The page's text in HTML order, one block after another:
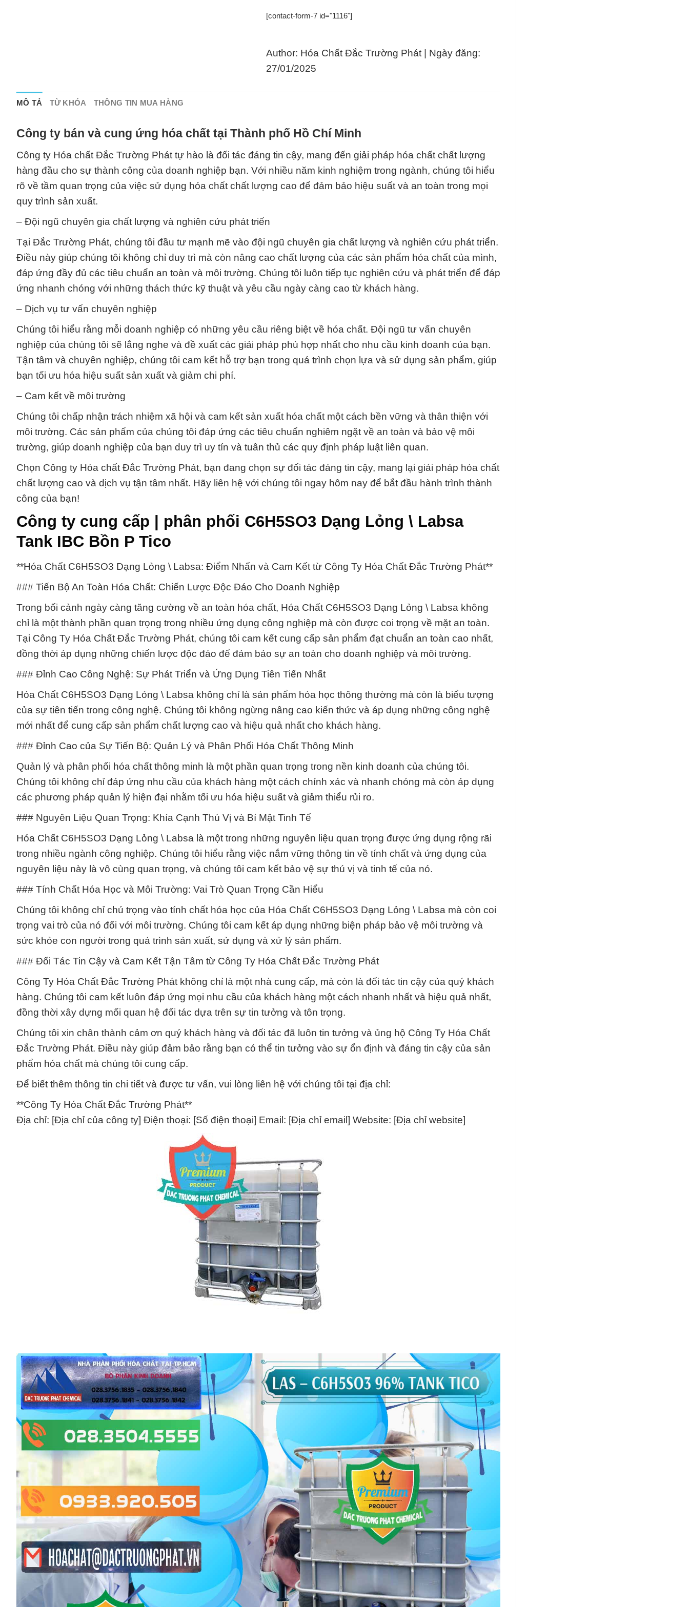
[contact-form-7 id="1116"]
Author: Hóa Chất Đắc Trường Phát | Ngày đăng:
27/01/2025
MÔ TẢ TỪ KHÓA THÔNG TIN MUA HÀNG
Công ty bán và cung ứng hóa chất tại Thành phố Hồ Chí Minh
Công ty Hóa chất Đắc Trường Phát tự hào là đối tác đáng tin cậy, mang đến giải pháp hóa chất chất lượng
hàng đầu cho sự thành công của doanh nghiệp bạn. Với nhiều năm kinh nghiệm trong ngành, chúng tôi hiểu
rõ về tầm quan trọng của việc sử dụng hóa chất chất lượng cao để đảm bảo hiệu suất và an toàn trong mọi
quy trình sản xuất.
– Đội ngũ chuyên gia chất lượng và nghiên cứu phát triển
Tại Đắc Trường Phát, chúng tôi đầu tư mạnh mẽ vào đội ngũ chuyên gia chất lượng và nghiên cứu phát triển.
Điều này giúp chúng tôi không chỉ duy trì mà còn nâng cao chất lượng của các sản phẩm hóa chất của mình,
đáp ứng đầy đủ các tiêu chuẩn an toàn và môi trường. Chúng tôi luôn tiếp tục nghiên cứu và phát triển để đáp
ứng nhanh chóng với những thách thức kỹ thuật và yêu cầu ngày càng cao từ khách hàng.
– Dịch vụ tư vấn chuyên nghiệp
Chúng tôi hiểu rằng mỗi doanh nghiệp có những yêu cầu riêng biệt về hóa chất. Đội ngũ tư vấn chuyên
nghiệp của chúng tôi sẽ lắng nghe và đề xuất các giải pháp phù hợp nhất cho nhu cầu kinh doanh của bạn.
Tận tâm và chuyên nghiệp, chúng tôi cam kết hỗ trợ bạn trong quá trình chọn lựa và sử dụng sản phẩm, giúp
bạn tối ưu hóa hiệu suất sản xuất và giảm chi phí.
– Cam kết về môi trường
Chúng tôi chấp nhận trách nhiệm xã hội và cam kết sản xuất hóa chất một cách bền vững và thân thiện với
môi trường. Các sản phẩm của chúng tôi đáp ứng các tiêu chuẩn nghiêm ngặt về an toàn và bảo vệ môi
trường, giúp doanh nghiệp của bạn duy trì uy tín và tuân thủ các quy định pháp luật liên quan.
Chọn Công ty Hóa chất Đắc Trường Phát, bạn đang chọn sự đối tác đáng tin cậy, mang lại giải pháp hóa chất
chất lượng cao và dịch vụ tận tâm nhất. Hãy liên hệ với chúng tôi ngay hôm nay để bắt đầu hành trình thành
công của bạn!
Công ty cung cấp | phân phối C6H5SO3 Dạng Lỏng \ Labsa
Tank IBC Bồn P Tico
**Hóa Chất C6H5SO3 Dạng Lỏng \ Labsa: Điểm Nhấn và Cam Kết từ Công Ty Hóa Chất Đắc Trường Phát**
### Tiến Bộ An Toàn Hóa Chất: Chiến Lược Độc Đáo Cho Doanh Nghiệp
Trong bối cảnh ngày càng tăng cường về an toàn hóa chất, Hóa Chất C6H5SO3 Dạng Lỏng \ Labsa không
chỉ là một thành phần quan trọng trong nhiều ứng dụng công nghiệp mà còn được coi trọng về mặt an toàn.
Tại Công Ty Hóa Chất Đắc Trường Phát, chúng tôi cam kết cung cấp sản phẩm đạt chuẩn an toàn cao nhất,
đồng thời áp dụng những chiến lược độc đáo để đảm bảo sự an toàn cho doanh nghiệp và môi trường.
### Đỉnh Cao Công Nghệ: Sự Phát Triển và Ứng Dụng Tiên Tiến Nhất
Hóa Chất C6H5SO3 Dạng Lỏng \ Labsa không chỉ là sản phẩm hóa học thông thường mà còn là biểu tượng
của sự tiên tiến trong công nghệ. Chúng tôi không ngừng nâng cao kiến thức và áp dụng những công nghệ
mới nhất để cung cấp sản phẩm chất lượng cao và hiệu quả nhất cho khách hàng.
### Đỉnh Cao của Sự Tiến Bộ: Quản Lý và Phân Phối Hóa Chất Thông Minh
Quản lý và phân phối hóa chất thông minh là một phần quan trọng trong nền kinh doanh của chúng tôi.
Chúng tôi không chỉ đáp ứng nhu cầu của khách hàng một cách chính xác và nhanh chóng mà còn áp dụng
các phương pháp quản lý hiện đại nhằm tối ưu hóa hiệu suất và giảm thiểu rủi ro.
### Nguyên Liệu Quan Trọng: Khía Cạnh Thú Vị và Bí Mật Tinh Tế
Hóa Chất C6H5SO3 Dạng Lỏng \ Labsa là một trong những nguyên liệu quan trọng được ứng dụng rộng rãi
trong nhiều ngành công nghiệp. Chúng tôi hiểu rằng việc nắm vững thông tin về tính chất và ứng dụng của
nguyên liệu này là vô cùng quan trọng, và chúng tôi cam kết bảo vệ sự thú vị và tinh tế của nó.
### Tính Chất Hóa Học và Môi Trường: Vai Trò Quan Trọng Cần Hiểu
Chúng tôi không chỉ chú trọng vào tính chất hóa học của Hóa Chất C6H5SO3 Dạng Lỏng \ Labsa mà còn coi
trọng vai trò của nó đối với môi trường. Chúng tôi cam kết áp dụng những biện pháp bảo vệ môi trường và
sức khỏe con người trong quá trình sản xuất, sử dụng và xử lý sản phẩm.
### Đối Tác Tin Cậy và Cam Kết Tận Tâm từ Công Ty Hóa Chất Đắc Trường Phát
Công Ty Hóa Chất Đắc Trường Phát không chỉ là một nhà cung cấp, mà còn là đối tác tin cậy của quý khách
hàng. Chúng tôi cam kết luôn đáp ứng mọi nhu cầu của khách hàng một cách nhanh nhất và hiệu quả nhất,
đồng thời xây dựng mối quan hệ đối tác dựa trên sự tin tưởng và tôn trọng.
Chúng tôi xin chân thành cảm ơn quý khách hàng và đối tác đã luôn tin tưởng và ủng hộ Công Ty Hóa Chất
Đắc Trường Phát. Điều này giúp đảm bảo rằng bạn có thể tin tưởng vào sự ổn định và đáng tin cậy của sản
phẩm hóa chất mà chúng tôi cung cấp.
Để biết thêm thông tin chi tiết và được tư vấn, vui lòng liên hệ với chúng tôi tại địa chỉ:
**Công Ty Hóa Chất Đắc Trường Phát**
Địa chỉ: [Địa chỉ của công ty] Điện thoại: [Số điện thoại] Email: [Địa chỉ email] Website: [Địa chỉ website]